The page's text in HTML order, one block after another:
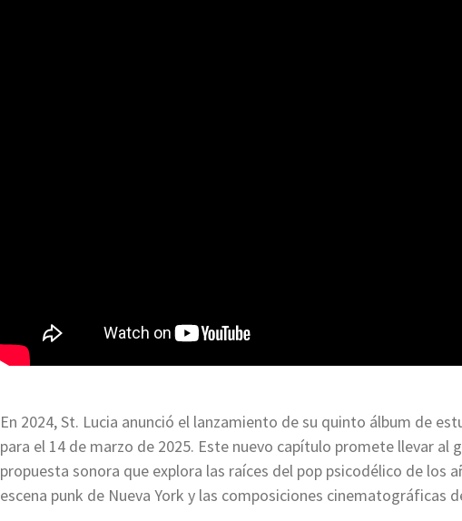
En 2024, St. Lucia anunció el lanzamiento de su quinto álbum de
para el 14 de marzo de 2025. Este nuevo capítulo promete llevar al
propuesta sonora que explora las raíces del pop psicodélico de los
escena punk de Nueva York y las composiciones cinematográficas